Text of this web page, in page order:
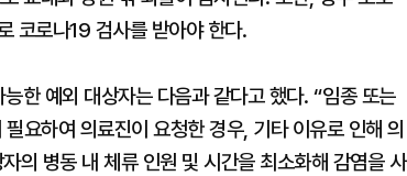
코로나19 검사를 받아야 한다.
한 예외 대상자는 다음과 같다고 했다. “임종 또는
요하여 의료진이 요청한 경우, 기타 이유로 인해 의
의 병동 내 체류 인원 및 시간을 최소화해 감염을 사